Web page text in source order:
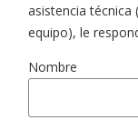
asistencia
equipo), le
Nombre